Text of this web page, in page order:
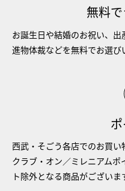
無料
お誕生日や結婚のお祝い、
進物体裁などを無料でお選び
西武・そごう各店でのお買
クラブ・オン／ミレニアム
ト除外となる商品がございま